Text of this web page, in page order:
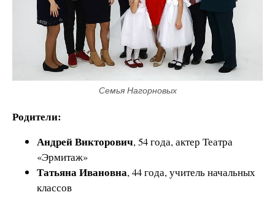
Семья Нагорновых
Родители:
Андрей Викторович, 54 года, актер Театра
«Эрмитаж»
Татьяна Ивановна, 44 года, учитель начальных
классов